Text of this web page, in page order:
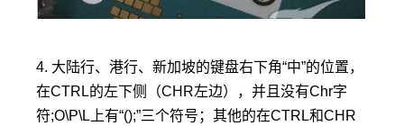
4. 大陆行、港行、新加坡的键盘右下角“中”的位置，
在CTRL的左下侧（CHR左边），并且没有Chr字
符;O\P\L上有“();”三个符号；其他的在CTRL和CHR